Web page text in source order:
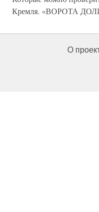
Кремля. «ВОРОТА
О